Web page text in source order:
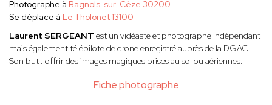
Fiche photographe
Photographe à Bagnols-sur-Cèze 30200
Se déplace à Le Tholonet 13100
Laurent SERGEANT est un vidéaste et photographe indépendant
mais également télépilote de drone enregistré auprès de la DGAC.
Son but : offrir des images magiques prises au sol ou aériennes.